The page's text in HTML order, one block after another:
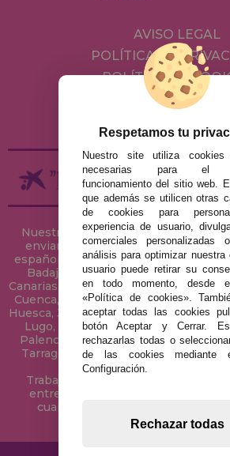
AVISO LEGAL
POLÍTICA DE
POLÍTICA DE
ENVÍOS Y
Nuestra tienda de puzzles está
enviamos tus puzzles a cualquier
español: Álava, Albacete, Alicante,
Badajoz, Baleares, Barcelona,
Canarias, Cantabria, Castellón, Ceuta,
Cuenca, Gerona, Granada,
Huesca, Jaén, La Coruña, La Rioja, Las
Lugo, Madrid, Málaga, Melilla,
Palencia, Pontevedra, Salamanca,
Tarragona, Tenerife, Teruel, Toledo,
Vizcaya, Zamora y
Trabajamos con Stocks
entregas rápidas en territorio
cuando el pedido se realice antes
Respetamos tu
Nuestro site utiliza cookies
necesarias para el
funcionamiento del sitio web.
que además se utilicen otras
de cookies para
experiencia de usuario,
comerciales personalizadas
análisis para optimizar nuestra
usuario puede retirar su
en todo momento, desde
«Política de cookies».
aceptar todas las cookies
botón Aceptar y Cerrar.
rechazarlas todas o
de las cookies mediante
Configuración.
Rechazar todas